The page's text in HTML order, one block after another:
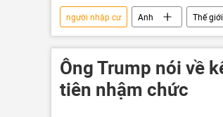
người nhập cư Anh Thế giới
Ông Trump nói về
tiên nhậm chức